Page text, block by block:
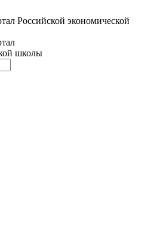
Российской экономической
школы